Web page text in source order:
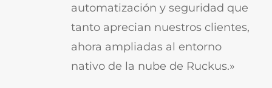
automatización y seguridad que
tanto aprecian nuestros clientes,
ahora ampliadas al entorno
nativo de la nube de Ruckus.»